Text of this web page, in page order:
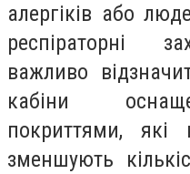
алергіків або
респіраторні
важливо
кабіни
покриттями, які
зменшують